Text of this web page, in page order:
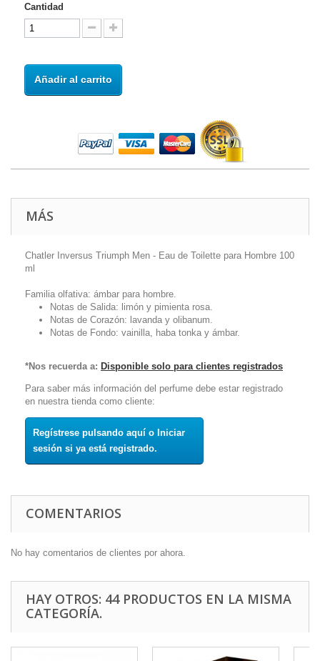
Cantidad
Añadir al carrito
MÁS
Chatler Inversus Triumph Men - Eau de Toilette para Hombre 100
ml
Familia olfativa: ámbar para hombre.
Notas de Salida: limón y pimienta rosa.
Notas de Corazón: lavanda y olibanum.
Notas de Fondo: vainilla, haba tonka y ámbar.
*Nos recuerda a: Disponible solo para clientes registrados
Para saber más información del perfume debe estar registrado
en nuestra tienda como cliente:
Regístrese pulsando aquí o Iniciar
sesión si ya está registrado.
COMENTARIOS
No hay comentarios de clientes por ahora.
HAY OTROS: 44 PRODUCTOS EN LA MISMA
CATEGORÍA.